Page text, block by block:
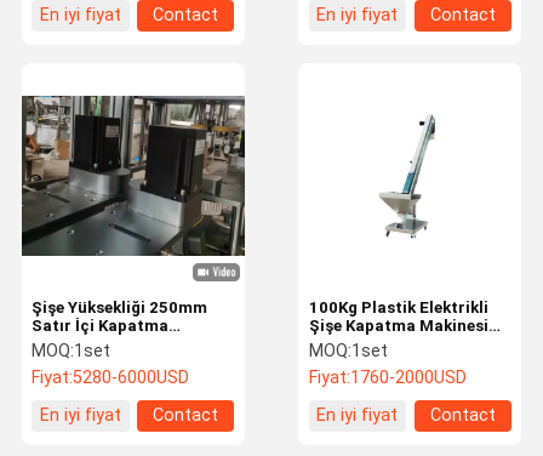
En iyi fiyat
Contact
En iyi fiyat
Contact
100Kg Plastik Elektrikli
Şişe Kapatma Makinesi
0.37KW Dakikada 120
Kapak
MOQ:1set
Fiyat:1760-2000USD
En iyi fiyat
Contact
Şişe Yüksekliği 250mm
Satır İçi Kapatma
Makinesi 500Kg Otomatik
Kapatma Makinesi
MOQ:1set
Fiyat:5280-6000USD
En iyi fiyat
Contact